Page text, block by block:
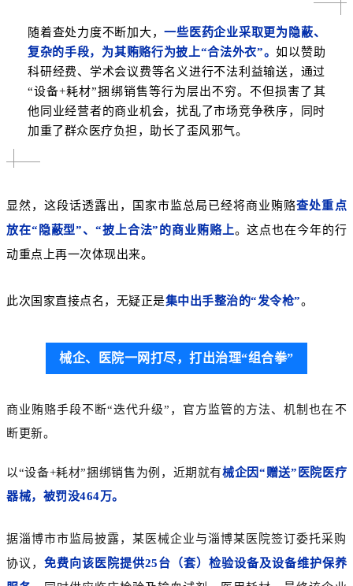
随着查处力度不断加大，一些医药企业采取更为隐蔽、
复杂的手段，为其贿赂行为披上“合法外衣”。如以赞助
科研经费、学术会议费等名义进行不法利益输送，通过
“设备+耗材”捆绑销售等行为层出不穷。不但损害了其
他同业经营者的商业机会，扰乱了市场竞争秩序，同时
加重了群众医疗负担，助长了歪风邪气。
显然，这段话透露出，国家市监总局已经将商业贿赂查处重点
放在“隐蔽型”、“披上合法”的商业贿赂上。这点也在今年的行
动重点上再一次体现出来。
此次国家直接点名，无疑正是集中出手整治的“发令枪”。
械企、医院一网打尽，打出治理“组合拳”
商业贿赂手段不断“迭代升级”，官方监管的方法、机制也在不
断更新。
以“设备+耗材”捆绑销售为例，近期就有械企因“赠送”医院医疗
器械，被罚没464万。
据淄博市市监局披露，某医械企业与淄博某医院签订委托采购
协议， 免费向该医院提供25台（套）检验设备及设备维护保养